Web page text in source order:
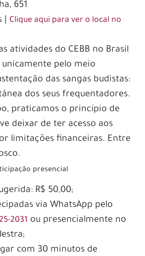
651
|
Clique aqui para ver o local no
atividades do CEBB no Brasil
pelo meio
das sangas budistas:
dos seus frequentadores.
praticamos o princípio de
deixar de ter acesso aos
limitações financeiras. Entre
presencial
R$ 50,00;
via WhatsApp pelo
2031 ou presencialmente no
com 30 minutos de